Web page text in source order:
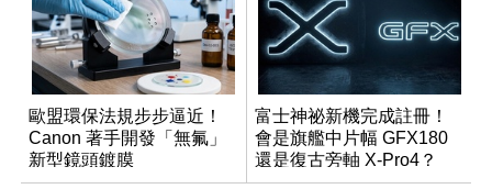
歐盟環保法規步步逼近！
Canon 著手開發「無氟」
新型鏡頭鍍膜
富士神祕新機完成註冊！
會是旗艦中片幅 GFX180
還是復古旁軸 X-Pro4？